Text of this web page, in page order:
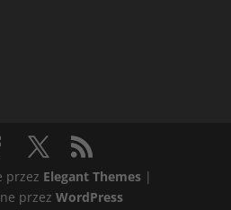
przez Elegant Themes |
przez WordPress